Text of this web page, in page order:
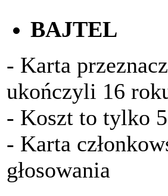
BAJTEL
- Karta
ukończyli 16
- Koszt to tylko
- Karta
głosowania